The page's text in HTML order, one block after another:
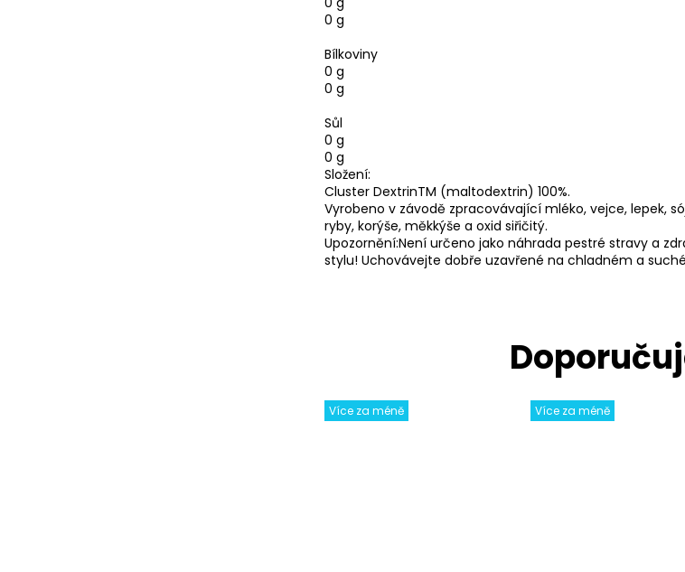
Více za méně Více za méně
0 g
Bílkoviny
0 g
0 g
Sůl
0 g
0 g
Složení:
Cluster DextrinTM (maltodextrin) 100%.
Vyrobeno v závodě zpracovávající mléko, vejce, lepek,
ryby, korýše, měkkýše a oxid siřičitý.
Upozornění:Není určeno jako náhrada pestré stravy a
stylu! Uchovávejte dobře uzavřené na chladném a